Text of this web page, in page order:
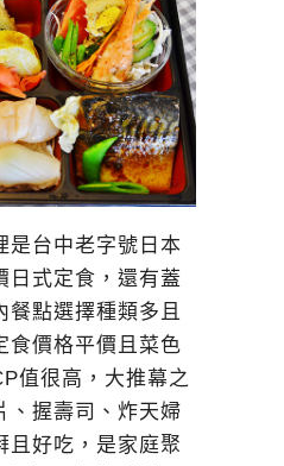
是台中老字號日本
日式定食，還有蓋
餐點選擇種類多且
食價格平價且菜色
值很高，大推幕之
、握壽司、炸天婦
且好吃，是家庭聚